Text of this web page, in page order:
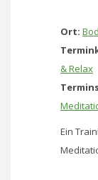
Ort:
& Relax
Ein